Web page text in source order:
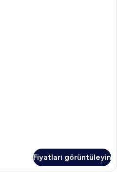
Fiyatları görüntüleyin